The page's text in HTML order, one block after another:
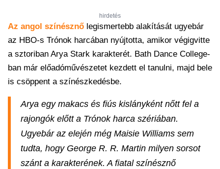
hirdetés
Az angol színésznő legismertebb alakítását ugyebár
az HBO-s Trónok harcában nyújtotta, amikor végigvitte
a sztoriban Arya Stark karakterét. Bath Dance College-
ban már előadóművészetet kezdett el tanulni, majd bele
is csöppent a színészkedésbe.
Arya egy makacs és fiús kislányként nőtt fel a
rajongók előtt a Trónok harca szériában.
Ugyebár az elején még Maisie Williams sem
tudta, hogy George R. R. Martin milyen sorsot
szánt a karakterének. A fiatal színésznő